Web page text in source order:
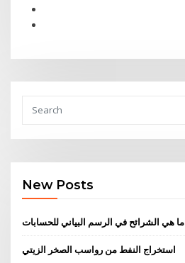
New Posts
ما هي الشرائح في الرسم البياني للحسابات
استخراج النفط من رواسب الصخر الزيتي